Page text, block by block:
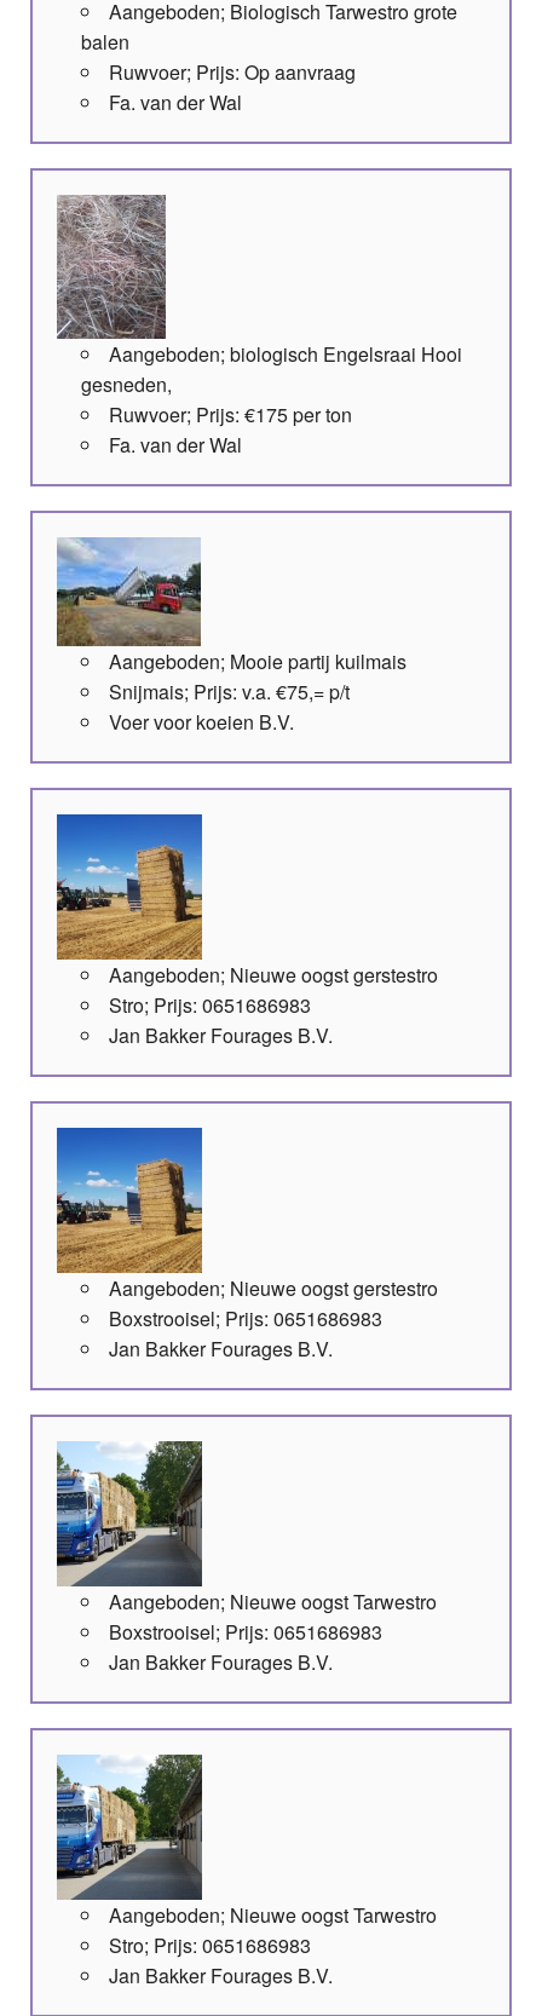
Aangeboden; Biologisch Tarwestro grote
balen
Ruwvoer; Prijs: Op aanvraag
Fa. van der Wal
Aangeboden; biologisch Engelsraai Hooi
gesneden,
Ruwvoer; Prijs: €175 per ton
Fa. van der Wal
Aangeboden; Mooie partij kuilmais
Snijmais; Prijs: v.a. €75,= p/t
Voer voor koeien B.V.
Aangeboden; Nieuwe oogst gerstestro
Stro; Prijs: 0651686983
Jan Bakker Fourages B.V.
Aangeboden; Nieuwe oogst gerstestro
Boxstrooisel; Prijs: 0651686983
Jan Bakker Fourages B.V.
Aangeboden; Nieuwe oogst Tarwestro
Boxstrooisel; Prijs: 0651686983
Jan Bakker Fourages B.V.
Aangeboden; Nieuwe oogst Tarwestro
Stro; Prijs: 0651686983
Jan Bakker Fourages B.V.